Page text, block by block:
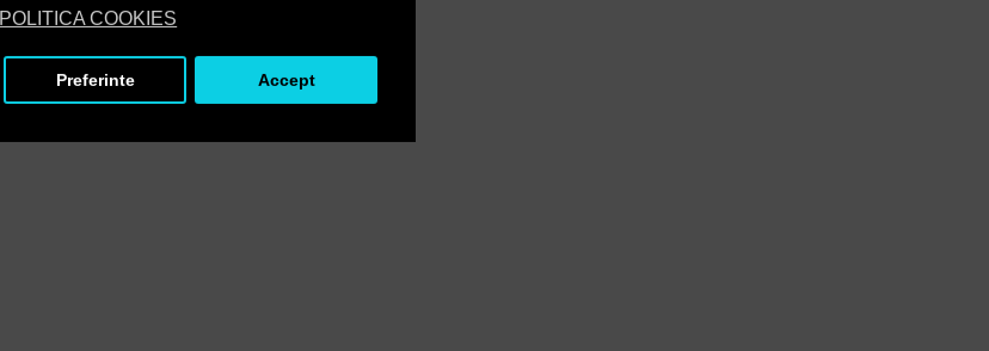
POLITICA COOKIES
Preferinte Accept